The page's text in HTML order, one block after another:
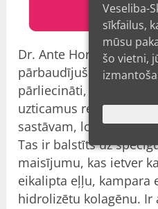
OFICIĀLĀ
Dr. Ante Horvats un Dr.
pārbaudījuši, kā
pārliecināti, ka tas
uzticamus rezultātus.
sastāvam, locītavu
Tas ir balstīts uz
maisījumu, kas ietver
eikalipta eļļu, kampara
hidrolizētu kolagēnu.
Veseliba-
sīkfailus,
mūsu
šo vietni,